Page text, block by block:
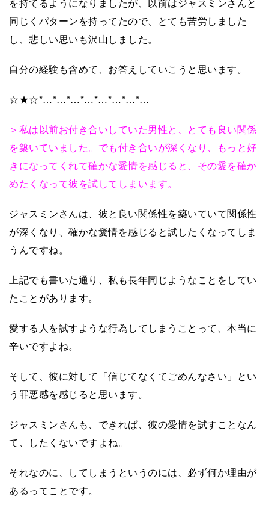
を持てるようになりましたが、以前はジャスミンさんと
同じくパターンを持ってたので、とても苦労しました
し、悲しい思いも沢山しました。
自分の経験も含めて、お答えしていこうと思います。
☆★☆*…*…*…*…*…*…*…*…
＞私は以前お付き合いしていた男性と、とても良い関係
を築いていました。でも付き合いが深くなり、もっと好
きになってくれて確かな愛情を感じると、その愛を確か
めたくなって彼を試してしまいます。
ジャスミンさんは、彼と良い関係性を築いていて関係性
が深くなり、確かな愛情を感じると試したくなってしま
うんですね。
上記でも書いた通り、私も長年同じようなことをしてい
たことがあります。
愛する人を試すような行為してしまうことって、本当に
辛いですよね。
そして、彼に対して「信じてなくてごめんなさい」とい
う罪悪感を感じると思います。
ジャスミンさんも、できれば、彼の愛情を試すことなん
て、したくないですよね。
それなのに、してしまうというのには、必ず何か理由が
あるってことです。